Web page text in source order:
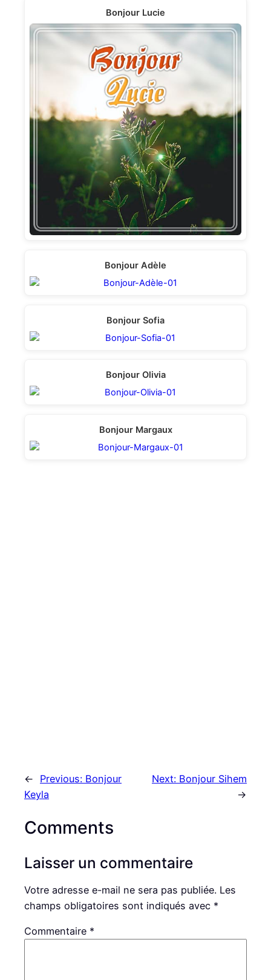
Bonjour Lucie
Bonjour Adèle
Bonjour Sofia
Bonjour Olivia
Bonjour Margaux
← Previous: Bonjour
Keyla
Next: Bonjour Sihem
→
Comments
Laisser un commentaire
Votre adresse e-mail ne sera pas publiée. Les
champs obligatoires sont indiqués avec *
Commentaire *